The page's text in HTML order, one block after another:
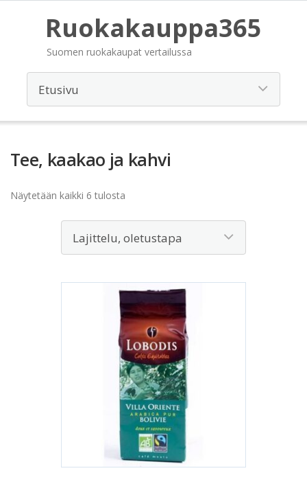
Ruokakauppa365
Suomen ruokakaupat vertailussa
Tee, kaakao ja kahvi
Näytetään kaikki 6 tulosta